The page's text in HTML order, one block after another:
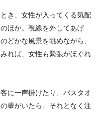
き、女性が入ってくる気配
ほか。視線を外してあげ
どかな風景を眺めながら、
れば、女性も緊張がほぐれ
に一声掛けたり、バスタオ
輩がいたら、それとなく注